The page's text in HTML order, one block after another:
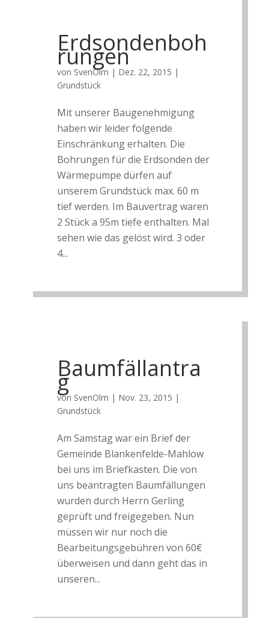
Erdsondenboh
rungen
von SvenOlm | Dez. 22, 2015 |
Grundstück
Mit unserer Baugenehmigung
haben wir leider folgende
Einschränkung erhalten. Die
Bohrungen für die Erdsonden der
Wärmepumpe dürfen auf
unserem Grundstück max. 60 m
tief werden. Im Bauvertrag waren
2 Stück a 95m tiefe enthalten. Mal
sehen wie das gelöst wird. 3 oder
4...
Baumfällantra
g
von SvenOlm | Nov. 23, 2015 |
Grundstück
Am Samstag war ein Brief der
Gemeinde Blankenfelde-Mahlow
bei uns im Briefkasten. Die von
uns beantragten Baumfällungen
wurden durch Herrn Gerling
geprüft und freigegeben. Nun
müssen wir nur noch die
Bearbeitungsgebühren von 60€
überweisen und dann geht das in
unseren...